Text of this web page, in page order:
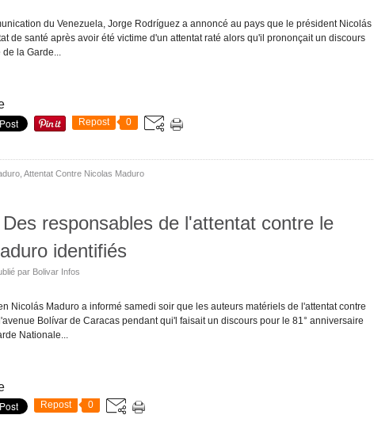
du Venezuela, Jorge Rodríguez a annoncé au pays que le président Nicolás
de santé après avoir été victime d'un attentat raté alors qu'il prononçait un discours
la Garde...
Repost 0
Attentat Contre Nicolas Maduro
responsables de l'attentat contre le
identifiés
par Bolivar Infos
Nicolás Maduro a informé samedi soir que les auteurs matériels de l'attentat contre
Bolívar de Caracas pendant qui'l faisait un discours pour le 81° anniversaire
Nationale...
Repost 0